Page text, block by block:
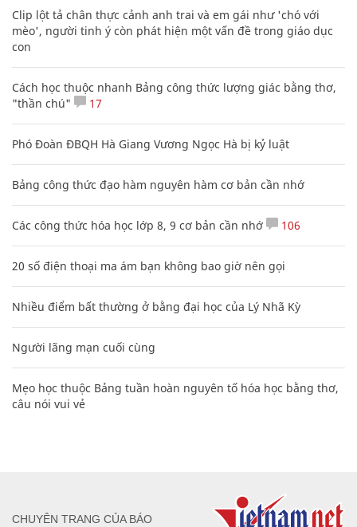
Clip lột tả chân thực cảnh anh trai và em gái như 'chó với
mèo', người tinh ý còn phát hiện một vấn đề trong giáo dục
con
Cách học thuộc nhanh Bảng công thức lượng giác bằng thơ,
"thần chú"
17
Phó Đoàn ĐBQH Hà Giang Vương Ngọc Hà bị kỷ luật
Bảng công thức đạo hàm nguyên hàm cơ bản cần nhớ
Các công thức hóa học lớp 8, 9 cơ bản cần nhớ 106
20 số điện thoại ma ám bạn không bao giờ nên gọi
Nhiều điểm bất thường ở bằng đại học của Lý Nhã Kỳ
Người lãng mạn cuối cùng
Mẹo học thuộc Bảng tuần hoàn nguyên tố hóa học bằng thơ,
câu nói vui vẻ